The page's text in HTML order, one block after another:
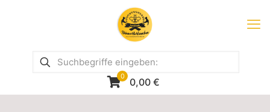
0 0,00 €